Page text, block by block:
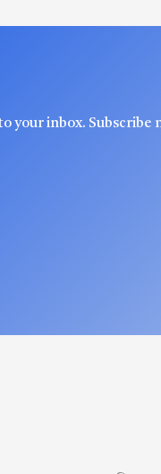
your inbox. Subscribe